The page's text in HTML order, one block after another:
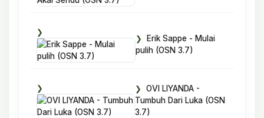
Erik Sappe - Mulai
pulih (OSN 3.7)
OVI LIYANDA -
Tumbuh Dari Luka (OSN
3.7)